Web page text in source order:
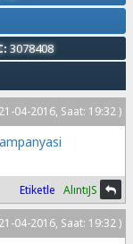
3078408
04-2016, Saat: 19:32 )
Etiketle AlıntıJS
04-2016, Saat: 19:32 )